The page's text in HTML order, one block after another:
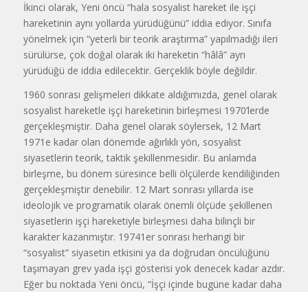
İkinci olarak, Yeni öncü “hala sosyalist hareket ile işçi
hareketinin aynı yollarda yürüdüğünü” iddia ediyor. Sınıfa
yönelmek için “yeterli bir teorik araştırma” yapılmadığı ileri
sürülürse, çok doğal olarak iki hareketin “hâlâ” ayrı
yürüdüğü de iddia edilecektir. Gerçeklik böyle değildir.
1960 sonrası gelişmeleri dikkate aldığımızda, genel olarak
sosyalist hareketle işçi hareketinin birleşmesi 1970’lerde
gerçekleşmiştir. Daha genel olarak söylersek, 12 Mart
1971e kadar olan dönemde ağırlıklı yön, sosyalist
siyasetlerin teorik, taktik şekillenmesidir. Bu anlamda
birleşme, bu dönem süresince belli ölçülerde kendiliğinden
gerçekleşmiştir denebilir. 12 Mart sonrası yıllarda ise
ideolojik ve programatik olarak önemli ölçüde şekillenen
siyasetlerin işçi hareketiyle birleşmesi daha bilinçli bir
karakter kazanmıştır. 19741er sonrası herhangi bir
“sosyalist” siyasetin etkisini ya da doğrudan öncülüğünü
taşımayan grev yada işçi gösterisi yok denecek kadar azdır.
Eğer bu noktada Yeni öncü, “İşçi içinde bugüne kadar daha